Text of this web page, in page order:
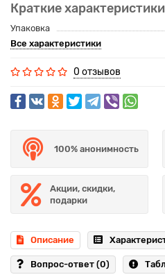
Краткие характеристики
Упаковка
Все характеристики
0 отзывов
100% анонимность
Акции, скидки,
подарки
Описание
Вопрос-ответ (0)